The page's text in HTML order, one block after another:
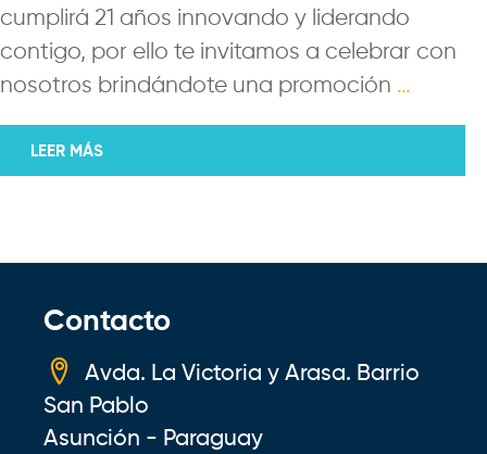
cumplirá 21 años innovando y liderando
contigo, por ello te invitamos a celebrar con
nosotros brindándote una promoción …
LEER MÁS
Contacto
Avda. La Victoria y Arasa. Barrio
San Pablo
Asunción - Paraguay